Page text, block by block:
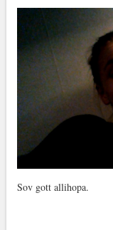
Sov gott allihopa.